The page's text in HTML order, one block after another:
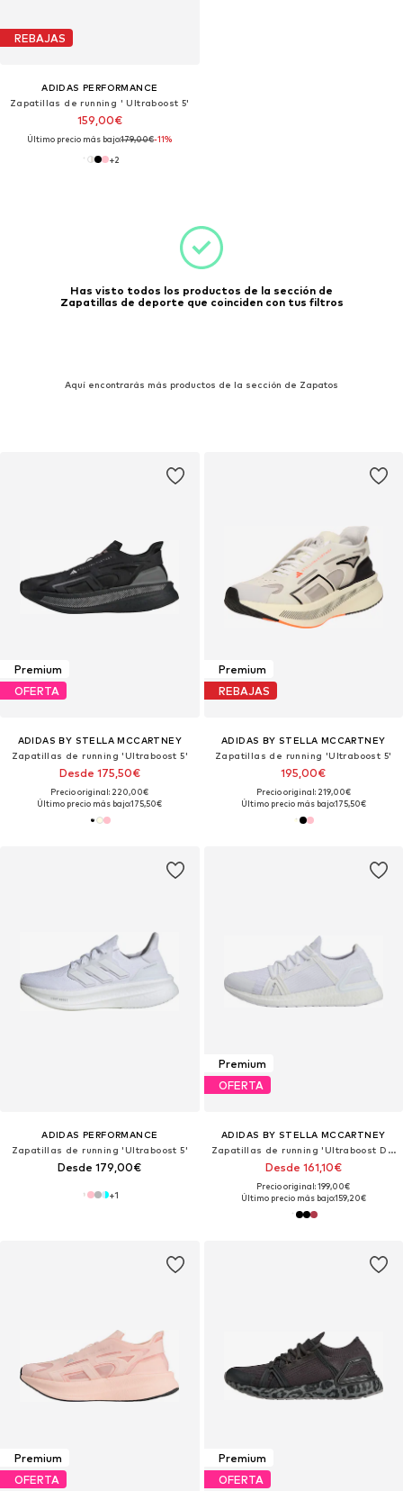
REBAJAS
ADIDAS PERFORMANCE
Zapatillas de running ' Ultraboost 5'
159,00€
Último precio más bajo:179,00€-11%
+2
Has visto todos los productos de la sección de
Zapatillas de deporte que coinciden con tus filtros
Aquí encontrarás más productos de la sección de Zapatos
Premium
OFERTA
ADIDAS BY STELLA MCCARTNEY
Zapatillas de running 'Ultraboost 5'
Desde 175,50€
Precio original: 220,00€
Último precio más bajo:175,50€
Premium
REBAJAS
ADIDAS BY STELLA MCCARTNEY
Zapatillas de running 'Ultraboost 5'
195,00€
Precio original: 219,00€
Último precio más bajo:175,50€
ADIDAS PERFORMANCE
Zapatillas de running 'Ultraboost 5'
Desde 179,00€
+1
Premium
OFERTA
ADIDAS BY STELLA MCCARTNEY
Zapatillas de running 'Ultraboost DNA'
Desde 161,10€
Precio original: 199,00€
Último precio más bajo:159,20€
Premium
OFERTA
Premium
OFERTA